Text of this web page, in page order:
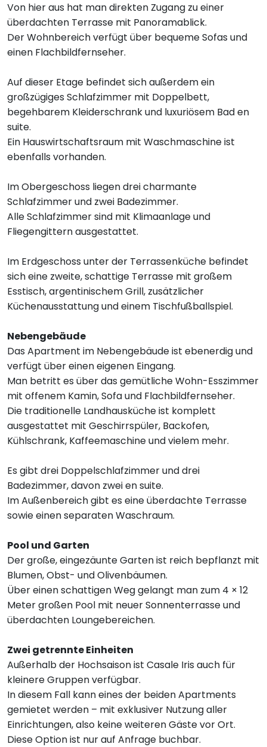
Von hier aus hat man direkten Zugang zu einer
überdachten Terrasse mit Panoramablick.
Der Wohnbereich verfügt über bequeme Sofas und
einen Flachbildfernseher.
Auf dieser Etage befindet sich außerdem ein
großzügiges Schlafzimmer mit Doppelbett,
begehbarem Kleiderschrank und luxuriösem Bad en
suite.
Ein Hauswirtschaftsraum mit Waschmaschine ist
ebenfalls vorhanden.
Im Obergeschoss liegen drei charmante
Schlafzimmer und zwei Badezimmer.
Alle Schlafzimmer sind mit Klimaanlage und
Fliegengittern ausgestattet.
Im Erdgeschoss unter der Terrassenküche befindet
sich eine zweite, schattige Terrasse mit großem
Esstisch, argentinischem Grill, zusätzlicher
Küchenausstattung und einem Tischfußballspiel.
Nebengebäude
Das Apartment im Nebengebäude ist ebenerdig und
verfügt über einen eigenen Eingang.
Man betritt es über das gemütliche Wohn-Esszimmer
mit offenem Kamin, Sofa und Flachbildfernseher.
Die traditionelle Landhausküche ist komplett
ausgestattet mit Geschirrspüler, Backofen,
Kühlschrank, Kaffeemaschine und vielem mehr.
Es gibt drei Doppelschlafzimmer und drei
Badezimmer, davon zwei en suite.
Im Außenbereich gibt es eine überdachte Terrasse
sowie einen separaten Waschraum.
Pool und Garten
Der große, eingezäunte Garten ist reich bepflanzt mit
Blumen, Obst- und Olivenbäumen.
Über einen schattigen Weg gelangt man zum 4 × 12
Meter großen Pool mit neuer Sonnenterrasse und
überdachten Loungebereichen.
Zwei getrennte Einheiten
Außerhalb der Hochsaison ist Casale Iris auch für
kleinere Gruppen verfügbar.
In diesem Fall kann eines der beiden Apartments
gemietet werden – mit exklusiver Nutzung aller
Einrichtungen, also keine weiteren Gäste vor Ort.
Diese Option ist nur auf Anfrage buchbar.